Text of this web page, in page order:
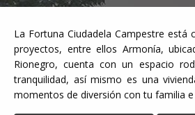
La Fortuna Ciudadela Campestre está
proyectos, entre ellos Armonía,
Rionegro, cuenta con un espacio
tranquilidad, así mismo es una
momentos de diversión con tu familia